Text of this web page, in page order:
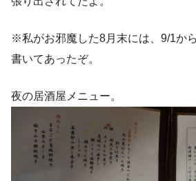
※私がお邪魔した8月末には、9/1か
書いてあったぞ。
夜の居酒屋メニュー。